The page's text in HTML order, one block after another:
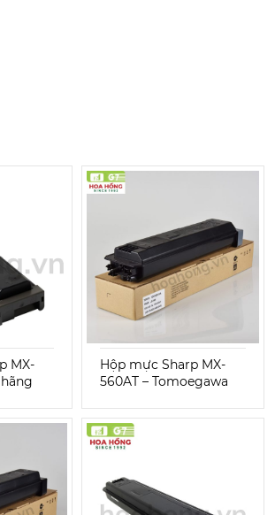
MX-
Hộp mực Sharp MX-
560AT – Tomoegawa